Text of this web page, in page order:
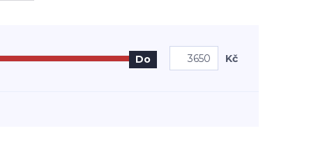
Do Kč